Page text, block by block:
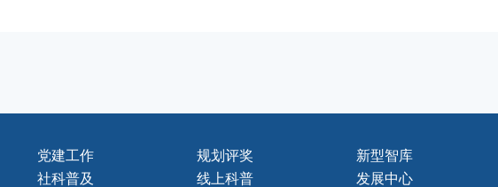
党建工作 规划评奖 新型智库
社科普及
线上科普 发展中心